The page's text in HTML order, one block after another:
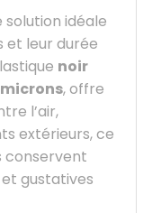
idéale
et leur durée
noir
, offre
l’air,
extérieurs, ce
conservent
gustatives